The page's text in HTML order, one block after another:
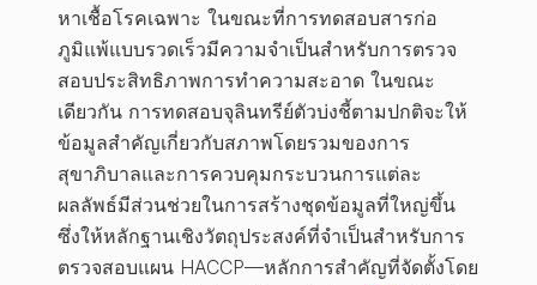
หาเชื้อโรคเฉพาะ ในขณะที่การทดสอบสารก่อ
ภูมิแพ้แบบรวดเร็วมีความจำเป็นสำหรับการตรวจ
สอบประสิทธิภาพการทำความสะอาด ในขณะ
เดียวกัน การทดสอบจุลินทรีย์ตัวบ่งชี้ตามปกติจะให้
ข้อมูลสำคัญเกี่ยวกับสภาพโดยรวมของการ
สุขาภิบาลและการควบคุมกระบวนการแต่ละ
ผลลัพธ์มีส่วนช่วยในการสร้างชุดข้อมูลที่ใหญ่ขึ้น
ซึ่งให้หลักฐานเชิงวัตถุประสงค์ที่จำเป็นสำหรับการ
ตรวจสอบแผน HACCP—หลักการสำคัญที่จัดตั้งโดย